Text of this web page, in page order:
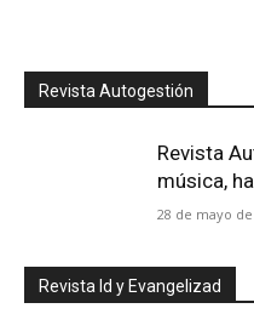
Revista Autogestión
Revista
música,
28 de mayo de
Revista Id y Evangelizad